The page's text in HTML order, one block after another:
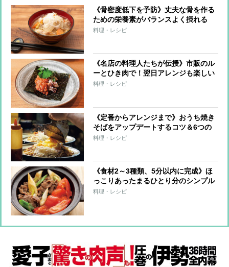
《骨密度低下を予防》丈夫な骨を作る
ための栄養素がバランスよく摂れる
“強骨みそ汁”レシピ15
料理・レシピ
《名店の料理人たちが伝授》市販のル
ーとひき肉で！翌日アレンジも楽しい
おいしいキーマ＆ドライカレーレシピ
料理・レシピ
《定番からアレンジまで》おうち焼き
そばをアップデートするコツ＆6つの
レシピ！名店が麺、ソース、焼き方な
料理・レシピ
《食材2～3種類、5分以内に完成》ほ
っこりあったまるひとり分のシンプル
小鍋レシピ5つ
料理・レシピ